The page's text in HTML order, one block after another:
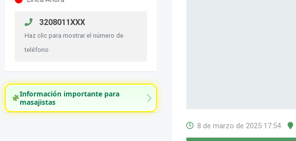
3208011XXX
Haz clic para mostrar el número de
teléfono
Información importante para
masajistas
8 de marzo de 2025 17:54